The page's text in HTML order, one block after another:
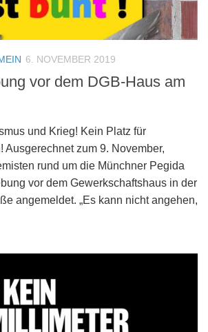
6. NOVEMBER 2019
vor dem DGB-Haus am
und Krieg! Kein Platz für
Ausgerechnet zum 9. November,
rund um die Münchner Pegida
vor dem Gewerkschaftshaus in der
angemeldet. „Es kann nicht angehen,